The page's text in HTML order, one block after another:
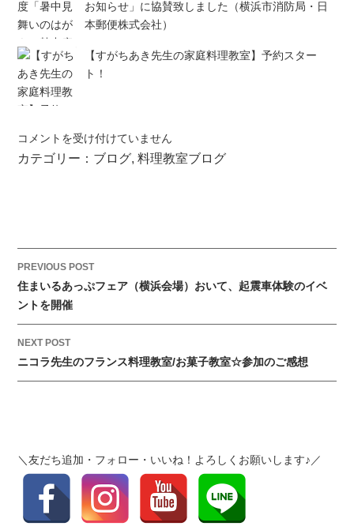
お知らせ」に協賛致しました（横浜市消防局・日
本郵便株式会社）
【すがちあき先生の家庭料理教室】予約スター
ト！
2
0
い
る
あ
っ
フ
は
コメントを受け付けていません
カテゴリー： ブログ,料理教室ブログ
P
o
s
t
n
a
v
t
n
PREVIOUS POST
住まいるあっぷフェア（横浜会場）おいて、起震車体験のイベ
ントを開催
NEXT POST
ニコラ先生のフランス料理教室/お菓子教室☆参加のご感想
＼友だち追加・フォロー・いいね！よろしくお願いします♪／